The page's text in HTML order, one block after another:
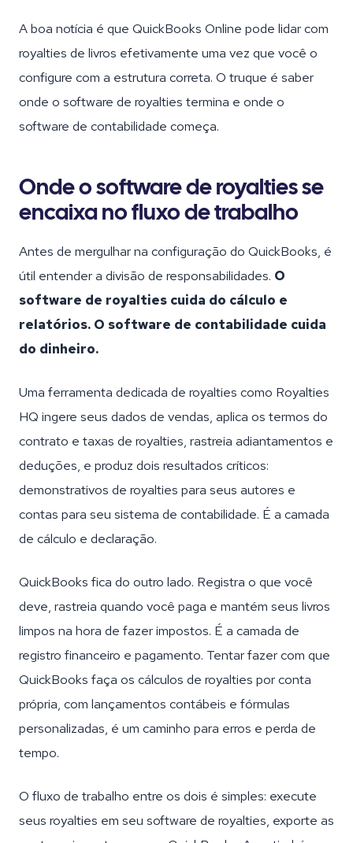
A boa notícia é que QuickBooks Online pode lidar com
royalties de livros efetivamente uma vez que você o
configure com a estrutura correta. O truque é saber
onde o software de royalties termina e onde o
software de contabilidade começa.
Onde o software de royalties se
encaixa no fluxo de trabalho
Antes de mergulhar na configuração do QuickBooks, é
útil entender a divisão de responsabilidades. O
software de royalties cuida do cálculo e
relatórios. O software de contabilidade cuida
do dinheiro.
Uma ferramenta dedicada de royalties como Royalties
HQ ingere seus dados de vendas, aplica os termos do
contrato e taxas de royalties, rastreia adiantamentos e
deduções, e produz dois resultados críticos:
demonstrativos de royalties para seus autores e
contas para seu sistema de contabilidade. É a camada
de cálculo e declaração.
QuickBooks fica do outro lado. Registra o que você
deve, rastreia quando você paga e mantém seus livros
limpos na hora de fazer impostos. É a camada de
registro financeiro e pagamento. Tentar fazer com que
QuickBooks faça os cálculos de royalties por conta
própria, com lançamentos contábeis e fórmulas
personalizadas, é um caminho para erros e perda de
tempo.
O fluxo de trabalho entre os dois é simples: execute
seus royalties em seu software de royalties, exporte as